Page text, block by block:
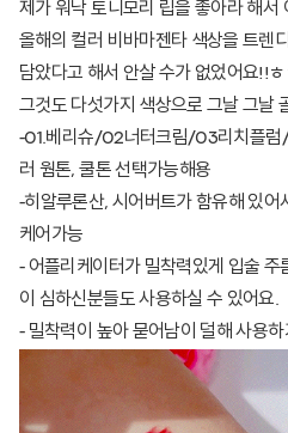
제가 워낙 토니모리 립을 좋아라 해서
올해의 컬러 비바마젠타 색상을 트렌
담았다고 해서 안살 수가 없었어요!!ㅎ
그것도 다섯가지 색상으로 그날 그날
-01.베리슈/02너터크림/03리치플
러 웜톤, 쿨톤 선택가능해용
-히알루론산, 시어버트가 함유해 있어
케어가능
- 어플리케이터가 밀착력있게 입술 주
이 심하신분들도 사용하실 수 있어요.
- 밀착력이 높아 묻어남이 덜해 사용하